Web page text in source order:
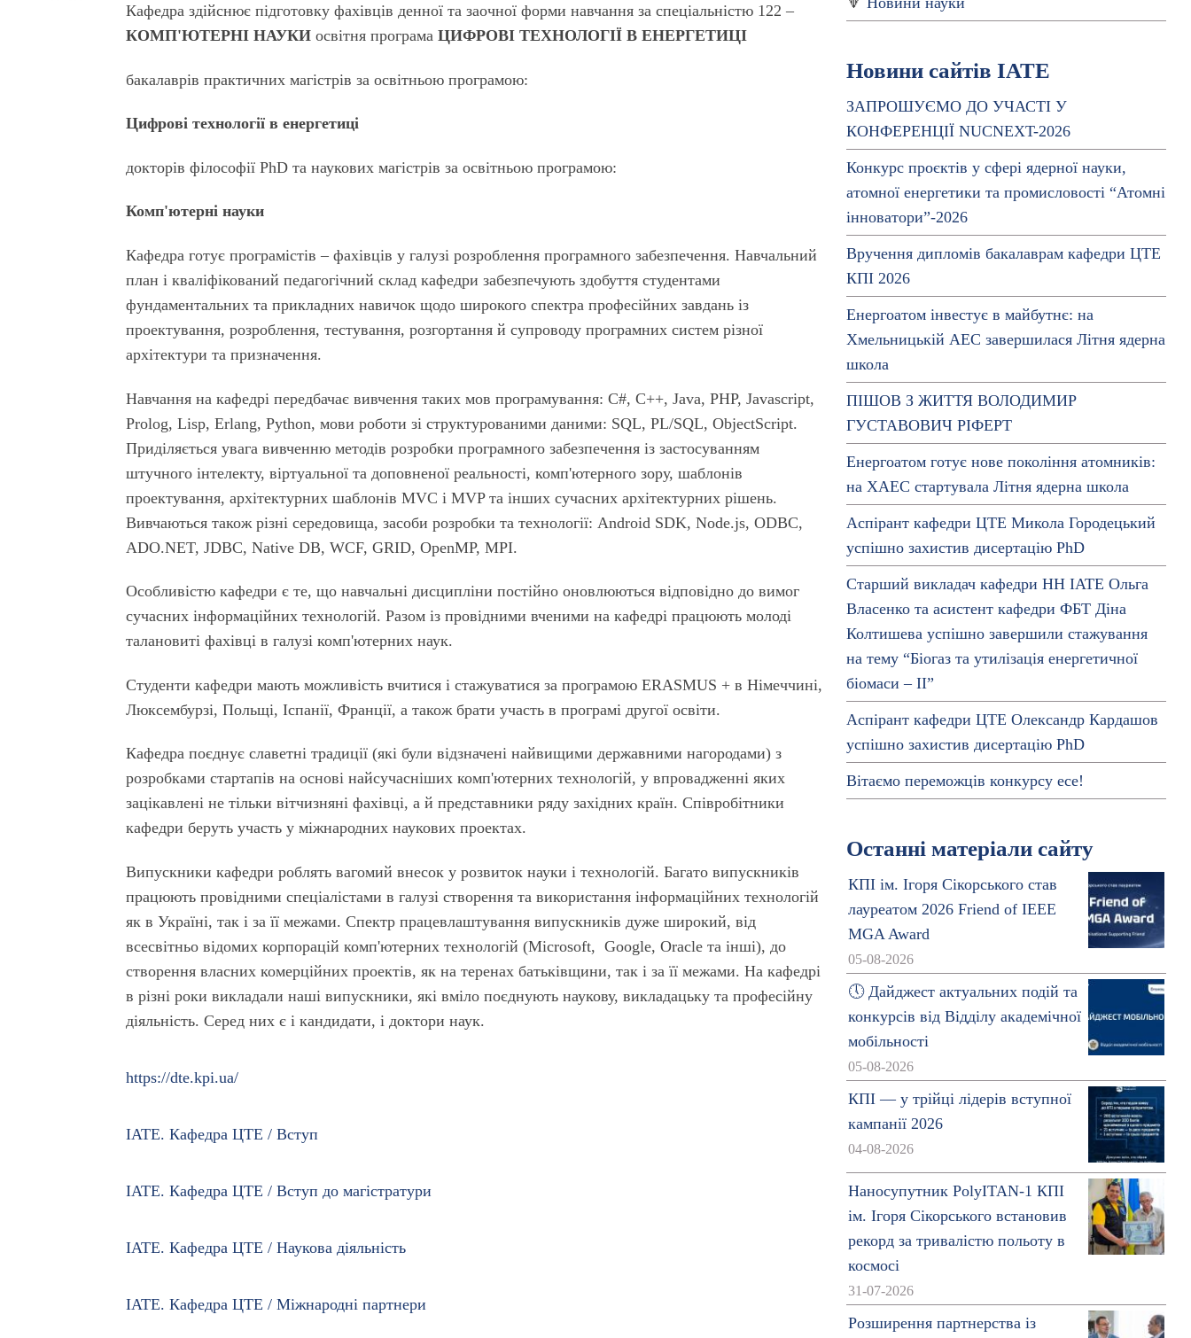
Кафедра здійснює підготовку фахівцівденної та заочної форми навчання за спеціальністю 122 –
КОМП'ЮТЕРНІ НАУКИ освітня програмаЦИФРОВІ ТЕХНОЛОГІЇ В ЕНЕРГЕТИЦІ
бакалаврів практичнихмагістрів за освітньою програмою:
Цифрові технології в енергетиці
докторів філософії PhD та наукових магістрів за освітньою програмою:
Комп'ютерні науки
Кафедра готує програмістів – фахівців у галузі розроблення програмного забезпечення. Навчальний
план і кваліфікований педагогічний склад кафедри забезпечують здобуття студентами
фундаментальних та прикладних навичок щодо широкого спектра професійних завдань із
проектування, розроблення, тестування, розгортання й супроводу програмних систем різної
архітектури та призначення.
Навчання на кафедрі передбачає вивчення таких мов програмування: C#, C++, Java, PHP, Javascript,
Prolog, Lisp, Erlang, Python, мови роботи зі структурованими даними: SQL, PL/SQL, ObjectScript.
Приділяється увага вивченню методів розробки програмного забезпечення із застосуванням
штучного інтелекту, віртуальної та доповненої реальності, комп'ютерного зору, шаблонів
проектування, архітектурних шаблонів MVC і MVP та інших сучасних архітектурних рішень.
Вивчаються також різні середовища, засоби розробки та технології: Android SDK, Node.js, ODBC,
ADO.NET, JDBC, Native DB, WCF, GRID, OpenMP, MPI.
Особливістю кафедри є те, що навчальні дисципліни постійно оновлюються відповідно до вимог
сучасних інформаційних технологій. Разом із провідними вченими на кафедрі працюють молоді
талановиті фахівці в галузі комп'ютерних наук.
Студенти кафедри мають можливість вчитися і стажуватися за програмою ERASMUS + в Німеччині,
Люксембурзі, Польщі, Іспанії, Франції, а також брати участь в програмі другої освіти.
Кафедра поєднує славетні традиції (які були відзначені найвищими державними нагородами) з
розробками стартапів на основі найсучасніших комп'ютерних технологій, у впровадженні яких
зацікавлені не тільки вітчизняні фахівці, а й представники ряду західних країн. Співробітники
кафедри беруть участь у міжнародних наукових проектах.
Випускники кафедри роблять вагомий внесок у розвиток науки і технологій. Багато випускників
працюють провідними спеціалістами в галузі створення та використання інформаційних технологій
як в Україні, так і за її межами. Спектр працевлаштування випускників дуже широкий, від
всесвітньо відомих корпорацій комп'ютерних технологій (Microsoft, Google, Oracle та інші), до
створення власних комерційних проектів, як на теренах батьківщини, так і за її межами. На кафедрі
в різні роки викладали наші випускники, які вміло поєднують наукову, викладацьку та професійну
діяльність. Серед них є і кандидати, і доктори наук.
https://dte.kpi.ua/
ІАТЕ. Кафедра ЦТЕ / Вступ
ІАТЕ. Кафедра ЦТЕ / Вступ до магістратури
ІАТЕ. Кафедра ЦТЕ / Наукова діяльність
ІАТЕ. Кафедра ЦТЕ / Міжнародні партнери
Новини сайтів ІАТЕ
ЗАПРОШУЄМО ДО УЧАСТІ У
КОНФЕРЕНЦІЇ NUCNEXT-2026
Конкурс проєктів у сфері ядерної науки,
атомної енергетики та промисловості “Атомні
інноватори”-2026
Вручення дипломів бакалаврам кафедри ЦТЕ
КПІ 2026
Енергоатом інвестує в майбутнє: на
Хмельницькій АЕС завершилася Літня ядерна
школа
ПІШОВ З ЖИТТЯ ВОЛОДИМИР
ГУСТАВОВИЧ РІФЕРТ
Енергоатом готує нове покоління атомників:
на ХАЕС стартувала Літня ядерна школа
Аспірант кафедри ЦТЕ Микола Городецький
успішно захистив дисертацію PhD
Старший викладач кафедри НН ІАТЕ Ольга
Власенко та асистент кафедри ФБТ Діна
Колтишева успішно завершили стажування
на тему “Біогаз та утилізація енергетичної
біомаси – ІІ”
Аспірант кафедри ЦТЕ Олександр Кардашов
успішно захистив дисертацію PhD
Вітаємо переможців конкурсу есе!
Останні матеріали сайту
КПІ ім. Ігоря Сікорського став
лауреатом 2026 Friend of IEEE
MGA Award
05-08-2026
🕔 Дайджест актуальних подій та
конкурсів від Відділу академічної
мобільності
05-08-2026
КПІ — у трійці лідерів вступної
кампанії 2026
04-08-2026
Наносупутник PolyITAN-1 КПІ
ім. Ігоря Сікорського встановив
рекорд за тривалістю польоту в
космосі
31-07-2026
Розширення партнерства із